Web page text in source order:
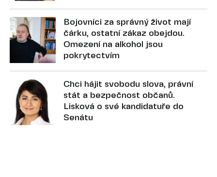
Bojovníci za správný život mají
čárku, ostatní zákaz obejdou.
Omezení na alkohol jsou
pokrytectvím
Chci hájit svobodu slova, právní
stát a bezpečnost občanů.
Lisková o své kandidatuře do
Senátu